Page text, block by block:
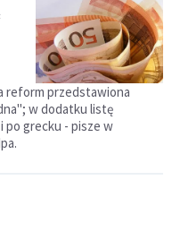
reform przedstawiona
w dodatku listę
po grecku - pisze w